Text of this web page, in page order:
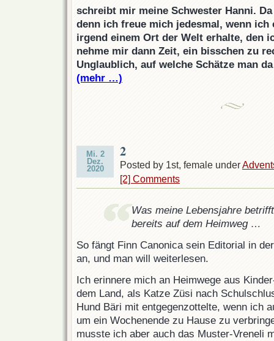
schreibt mir meine Schwester Hanni.
denn ich freue mich jedesmal, wenn ich
irgend einem Ort der Welt erhalte, den
nehme mir dann Zeit, ein bisschen zu
Unglaublich, auf welche Schätze man
(mehr …)
Mi. 2
Dez.
2020
2
Posted by 1st, female under
[2] Comments
Was meine Lebensjahre
bereits auf dem Heimweg …
So fängt Finn Canonica sein Editorial in
an, und man will weiterlesen.
Ich erinnere mich an Heimwege aus
dem Land, als Katze Züsi nach
Hund Bäri mit entgegenzottelte, wenn ich
um ein Wochenende zu Hause zu
musste ich aber auch das Muster-Vreneli